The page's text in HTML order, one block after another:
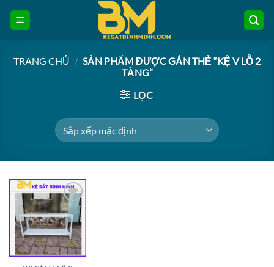
TRANG CHỦ / SẢN PHẨM ĐƯỢC GẮN THẺ “KỆ V LỖ 2
TẦNG”
LỌC
Add to
wishlist